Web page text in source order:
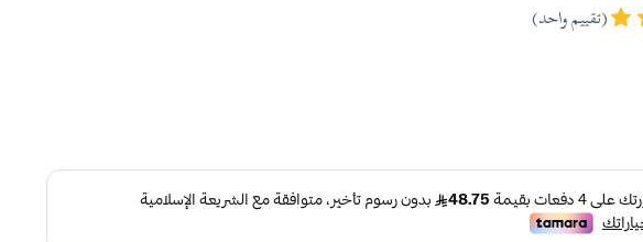
(تقييم واحد)